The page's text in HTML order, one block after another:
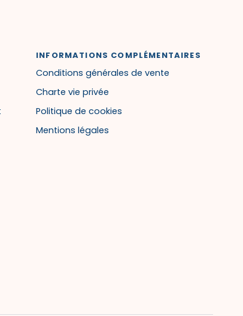
INFORMATIONS COMPLÉMENTAIRES
Conditions générales de vente
Charte vie privée
Politique de cookies
Mentions légales